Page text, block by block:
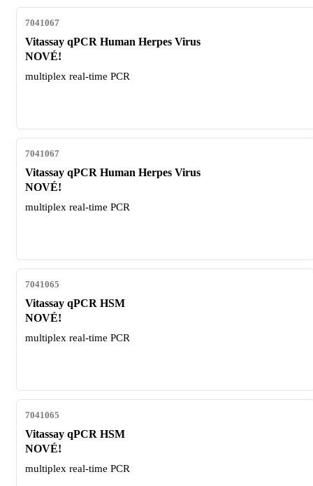
7041067
Vitassay qPCR Human Herpes Virus
NOVÉ!
multiplex real-time PCR
7041067
Vitassay qPCR Human Herpes Virus
NOVÉ!
multiplex real-time PCR
7041065
Vitassay qPCR HSM
NOVÉ!
multiplex real-time PCR
7041065
Vitassay qPCR HSM
NOVÉ!
multiplex real-time PCR